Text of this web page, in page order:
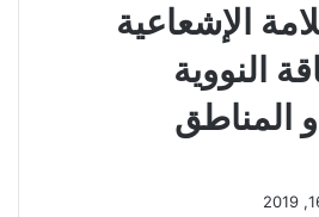
الإشعاعية
النووية
و المناطق